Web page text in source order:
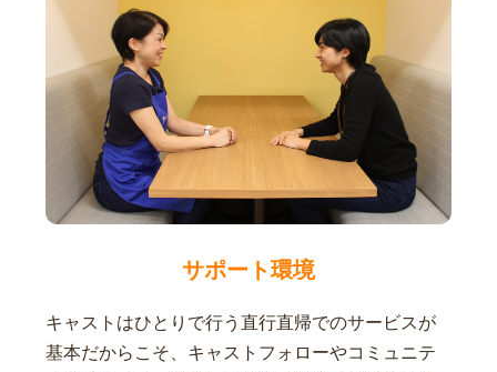
サポート環境
キャストはひとりで行う直行直帰でのサービスが
基本だからこそ、キャストフォローやコミュニテ